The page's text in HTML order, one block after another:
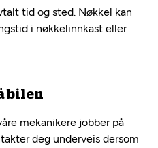
tid og sted. Nøkkel kan
i nøkkelinnkast eller
bilen
mekanikere jobber på
deg underveis dersom